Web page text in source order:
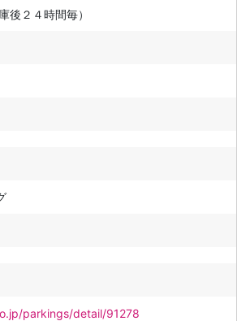
後２４時間毎）
parkings/detail/91278